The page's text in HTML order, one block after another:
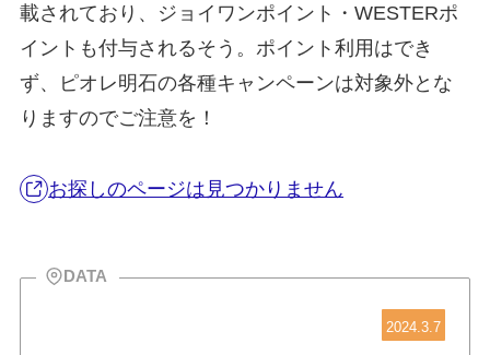
載されており、ジョイワンポイント・WESTERポ
イントも付与されるそう。ポイント利用はでき
ず、ピオレ明石の各種キャンペーンは対象外とな
りますのでご注意を！
お探しのページは見つかりません
DATA
2024.3.7